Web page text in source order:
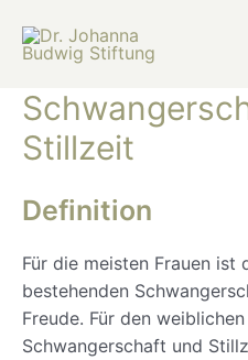
Inhalt
Stillzeit
Definition
Für die meisten Frauen ist
bestehenden
Freude. Für den
Schwangerschaft und